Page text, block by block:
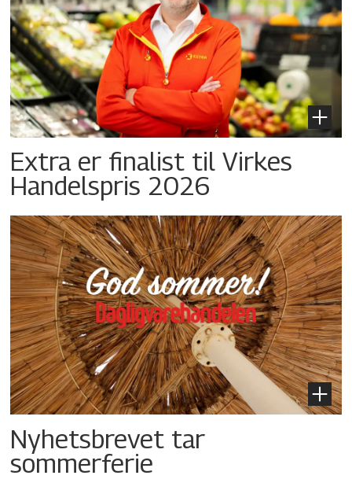
Extra er finalist til Virkes
Handelspris 2026
Nyhetsbrevet tar
sommerferie